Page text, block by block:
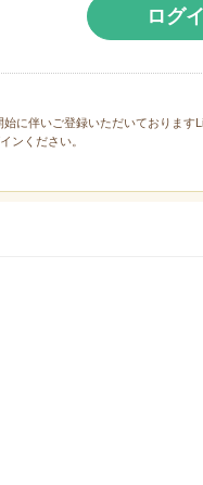
ログ
に伴いご登録いただいておりま
ンください。